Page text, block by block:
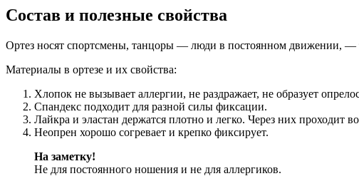
Состав и полезные свойства
Ортез носят спортсмены, танцоры — люди в постоянном движении, —
Материалы в ортезе и их свойства:
Хлопок не вызывает аллергии, не раздражает, не образует
Спандекс подходит для разной силы фиксации.
Лайкра и эластан держатся плотно и легко. Через них проходит
Неопрен хорошо согревает и крепко фиксирует.
На заметку!
Не для постоянного ношения и не для аллергиков.